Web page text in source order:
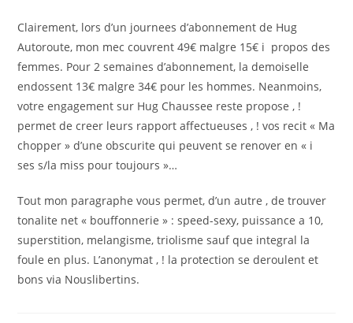
Clairement, lors d’un journees d’abonnement de Hug
Autoroute, mon mec couvrent 49€ malgre 15€ i propos des
femmes. Pour 2 semaines d’abonnement, la demoiselle
endossent 13€ malgre 34€ pour les hommes. Neanmoins,
votre engagement sur Hug Chaussee reste propose , !
permet de creer leurs rapport affectueuses , ! vos recit « Ma
chopper » d’une obscurite qui peuvent se renover en « i
ses s/la miss pour toujours »…
Tout mon paragraphe vous permet, d’un autre , de trouver
tonalite net « bouffonnerie » : speed-sexy, puissance a 10,
superstition, melangisme, triolisme sauf que integral la
foule en plus. L’anonymat , ! la protection se deroulent et
bons via Nouslibertins.